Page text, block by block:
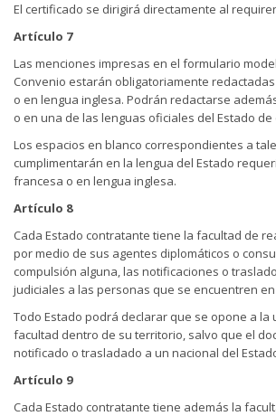
El certificado se dirigirá directamente al
Artículo 7
Las menciones impresas en el formulario
Convenio estarán obligatoriamente
o en lengua inglesa. Podrán redactarse
o en una de las lenguas oficiales del Estado de
Los espacios en blanco correspondientes a
cumplimentarán en la lengua del Estado
francesa o en lengua inglesa.
Artículo 8
Cada Estado contratante tiene la facultad de
por medio de sus agentes diplomáticos o
compulsión alguna, las notificaciones o
judiciales a las personas que se encuentren
Todo Estado podrá declarar que se opone a la
facultad dentro de su territorio, salvo que el
notificado o trasladado a un nacional del
Artículo 9
Cada Estado contratante tiene además la